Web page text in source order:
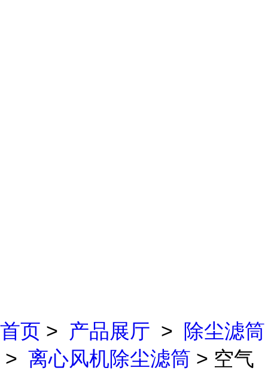
首页 > 产品展厅 >
除尘滤筒
> 离心风机除尘滤筒 > 空气